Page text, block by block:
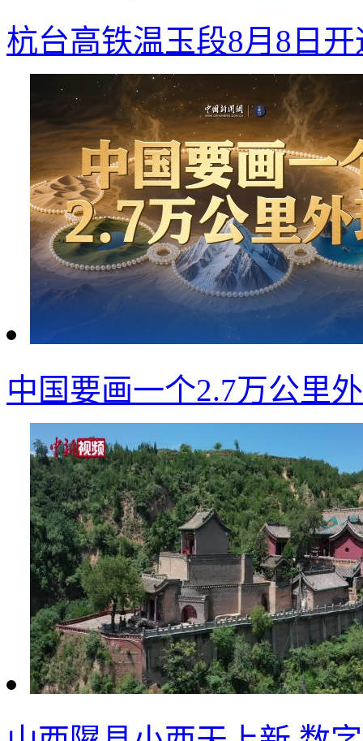
杭台高铁温玉段8月8日
中国要画一个2.7万公里